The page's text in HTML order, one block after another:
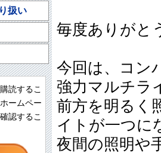
毎度ありがと
今回は、コン
強力マルチラ
前方を明るく
イトが一つに
夜間の照明や
扱い
読するこ
ームペー
認するこ